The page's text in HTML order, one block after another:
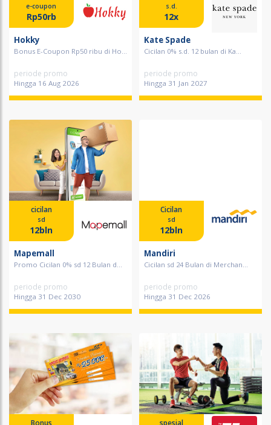
e-coupon
Rp50rb
Hokky
Bonus E-Coupon Rp50 ribu di Ho...
periode promo
Hingga 16 Aug 2026
s.d.
12x
Kate Spade
Cicilan 0% s.d. 12 bulan di Ka...
periode promo
Hingga 31 Jan 2027
cicilan
sd
12bln
Mapemall
Promo Cicilan 0% sd 12 Bulan d...
periode promo
Hingga 31 Dec 2030
Cicilan
sd
12bln
Mandiri
Cicilan sd 24 Bulan di Merchan...
periode promo
Hingga 31 Dec 2026